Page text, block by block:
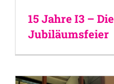
15 Jahre I3 – Die
Jubiläumsfeier